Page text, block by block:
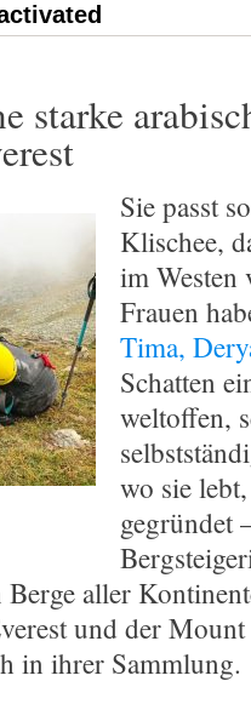
starke
Sie passt
Klischee,
im Westen
Frauen
Tima,
Schatten
weltoffen,
wo sie
gegründet
aller
und der
in ihrer Sammlung.